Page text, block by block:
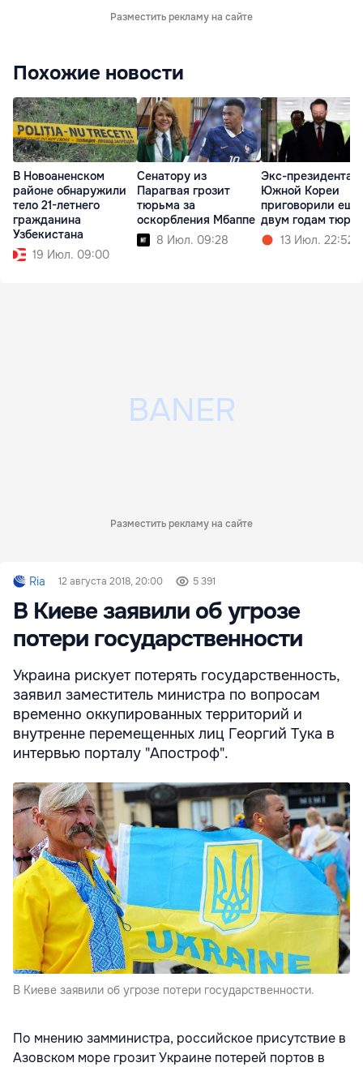
Разместить рекламу на сайте
Похожие новости
В Новоаненском
районе обнаружили
тело 21-летнего
гражданина
Узбекистана
19 Июл. 09:00
Сенатору из
Парагвая грозит
тюрьма за
оскорбления Мбаппе
8 Июл. 09:28
Экс-президента
Южной Кореи
приговорили еще
двум годам
13 Июл. 22:52
Разместить рекламу на сайте
Ria 12 августа 2018, 20:00 5 391
В Киеве заявили об угрозе
потери государственности
Украина рискует потерять государственность,
заявил заместитель министра по вопросам
временно оккупированных территорий и
внутренне перемещенных лиц Георгий Тука в
интервью порталу "Апостроф".
В Киеве заявили об угрозе потери государственности.
По мнению замминистра, российское присутствие в
Азовском море грозит Украине потерей портов в